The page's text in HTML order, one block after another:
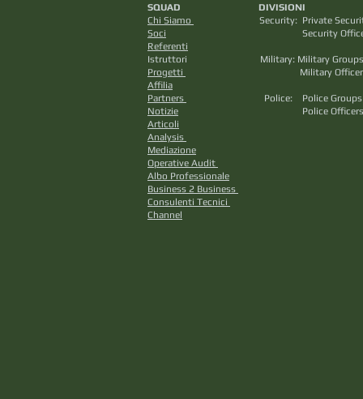
SQUAD
Chi Siamo
Security: Private
Soci Security Officers
Referenti Aviazione
Istruttori Military:
Progetti
Military Officers
Affilia
Partners
Police: Police
Notizie Police Officers
Articoli
Analysis
Mediazione
Operative Audit
Albo Professionale K9
Business 2 Business
Consulenti Tecnici ​
Channel